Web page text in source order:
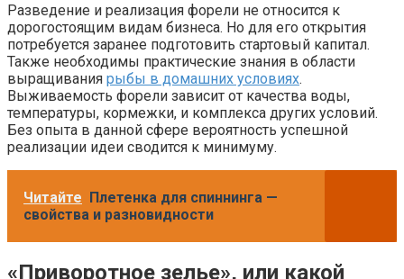
Разведение и реализация форели не относится к
дорогостоящим видам бизнеса. Но для его открытия
потребуется заранее подготовить стартовый капитал.
Также необходимы практические знания в области
выращивания рыбы в домашних условиях.
Выживаемость форели зависит от качества воды,
температуры, кормежки, и комплекса других условий.
Без опыта в данной сфере вероятность успешной
реализации идеи сводится к минимуму.
Читайте Плетенка для спиннинга —
свойства и разновидности
«Приворотное зелье», или какой